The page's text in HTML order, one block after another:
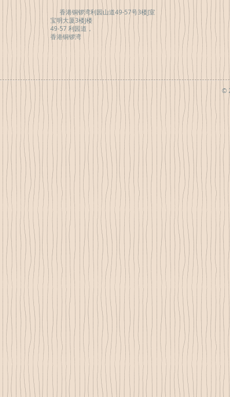
香港铜锣湾利园山道49-57号3楼J室
宝明大厦3楼J楼
49-57 利园道，
香港铜锣湾
©